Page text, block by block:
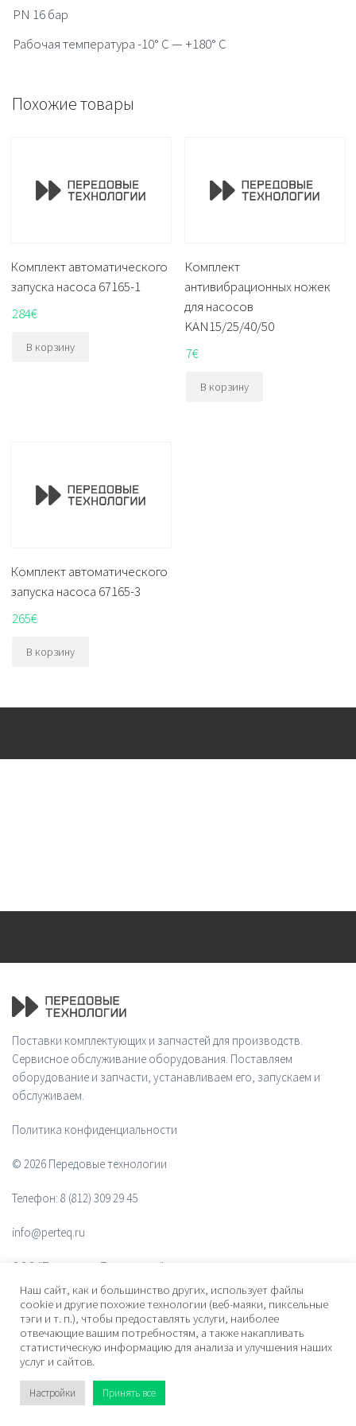
PN 16 бар
Рабочая температура -10° C — +180° C
Похожие товары
Комплект автоматического
запуска насоса 67165-1
284€
В корзину
Комплект
антивибрационных ножек
для насосов
KAN15/25/40/50
7€
В корзину
Комплект автоматического
запуска насоса 67165-3
265€
В корзину
Поставки комплектующих и запчастей для производств.
Сервисное обслуживание оборудования. Поставляем
оборудование и запчасти, устанавливаем его, запускаем и
обслуживаем.
Политика конфиденциальности
© 2026 Передовые технологии
Телефон: 8 (812) 309 29 45
info@perteq.ru
ООО "Передовые Технологии"
ОГРН 1117847072628
Почтовый индекс 196006
Адрес: ул. Рощинская, дом 32, офис 201, лит. А. Санкт-Петербург,
Россия
Наш сайт, как и большинство других, использует файлы
cookie и другие похожие технологии (веб-маяки, пиксельные
тэги и т. п.), чтобы предоставлять услуги, наиболее
отвечающие вашим потребностям, а также накапливать
статистическую информацию для анализа и улучшения наших
услуг и сайтов.
Настройки Принять все